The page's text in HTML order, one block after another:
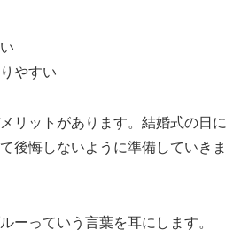
やすい
リットがあります。結婚式の日に
後悔しないように準備していきま
ーっていう言葉を耳にします。